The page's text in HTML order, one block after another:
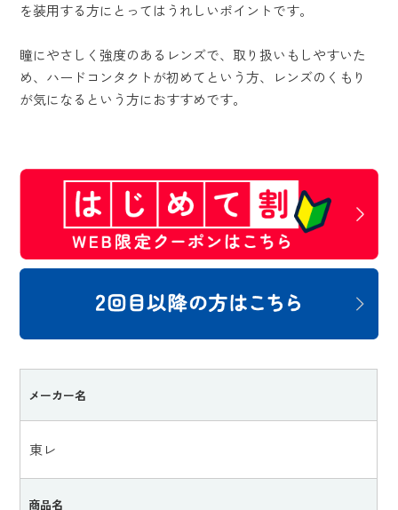
を装用する方にとってはうれしいポイントです。
瞳にやさしく強度のあるレンズで、取り扱いもしやすいた
め、ハードコンタクトが初めてという方、レンズのくもり
が気になるという方におすすめです。
メーカー名
東レ
商品名